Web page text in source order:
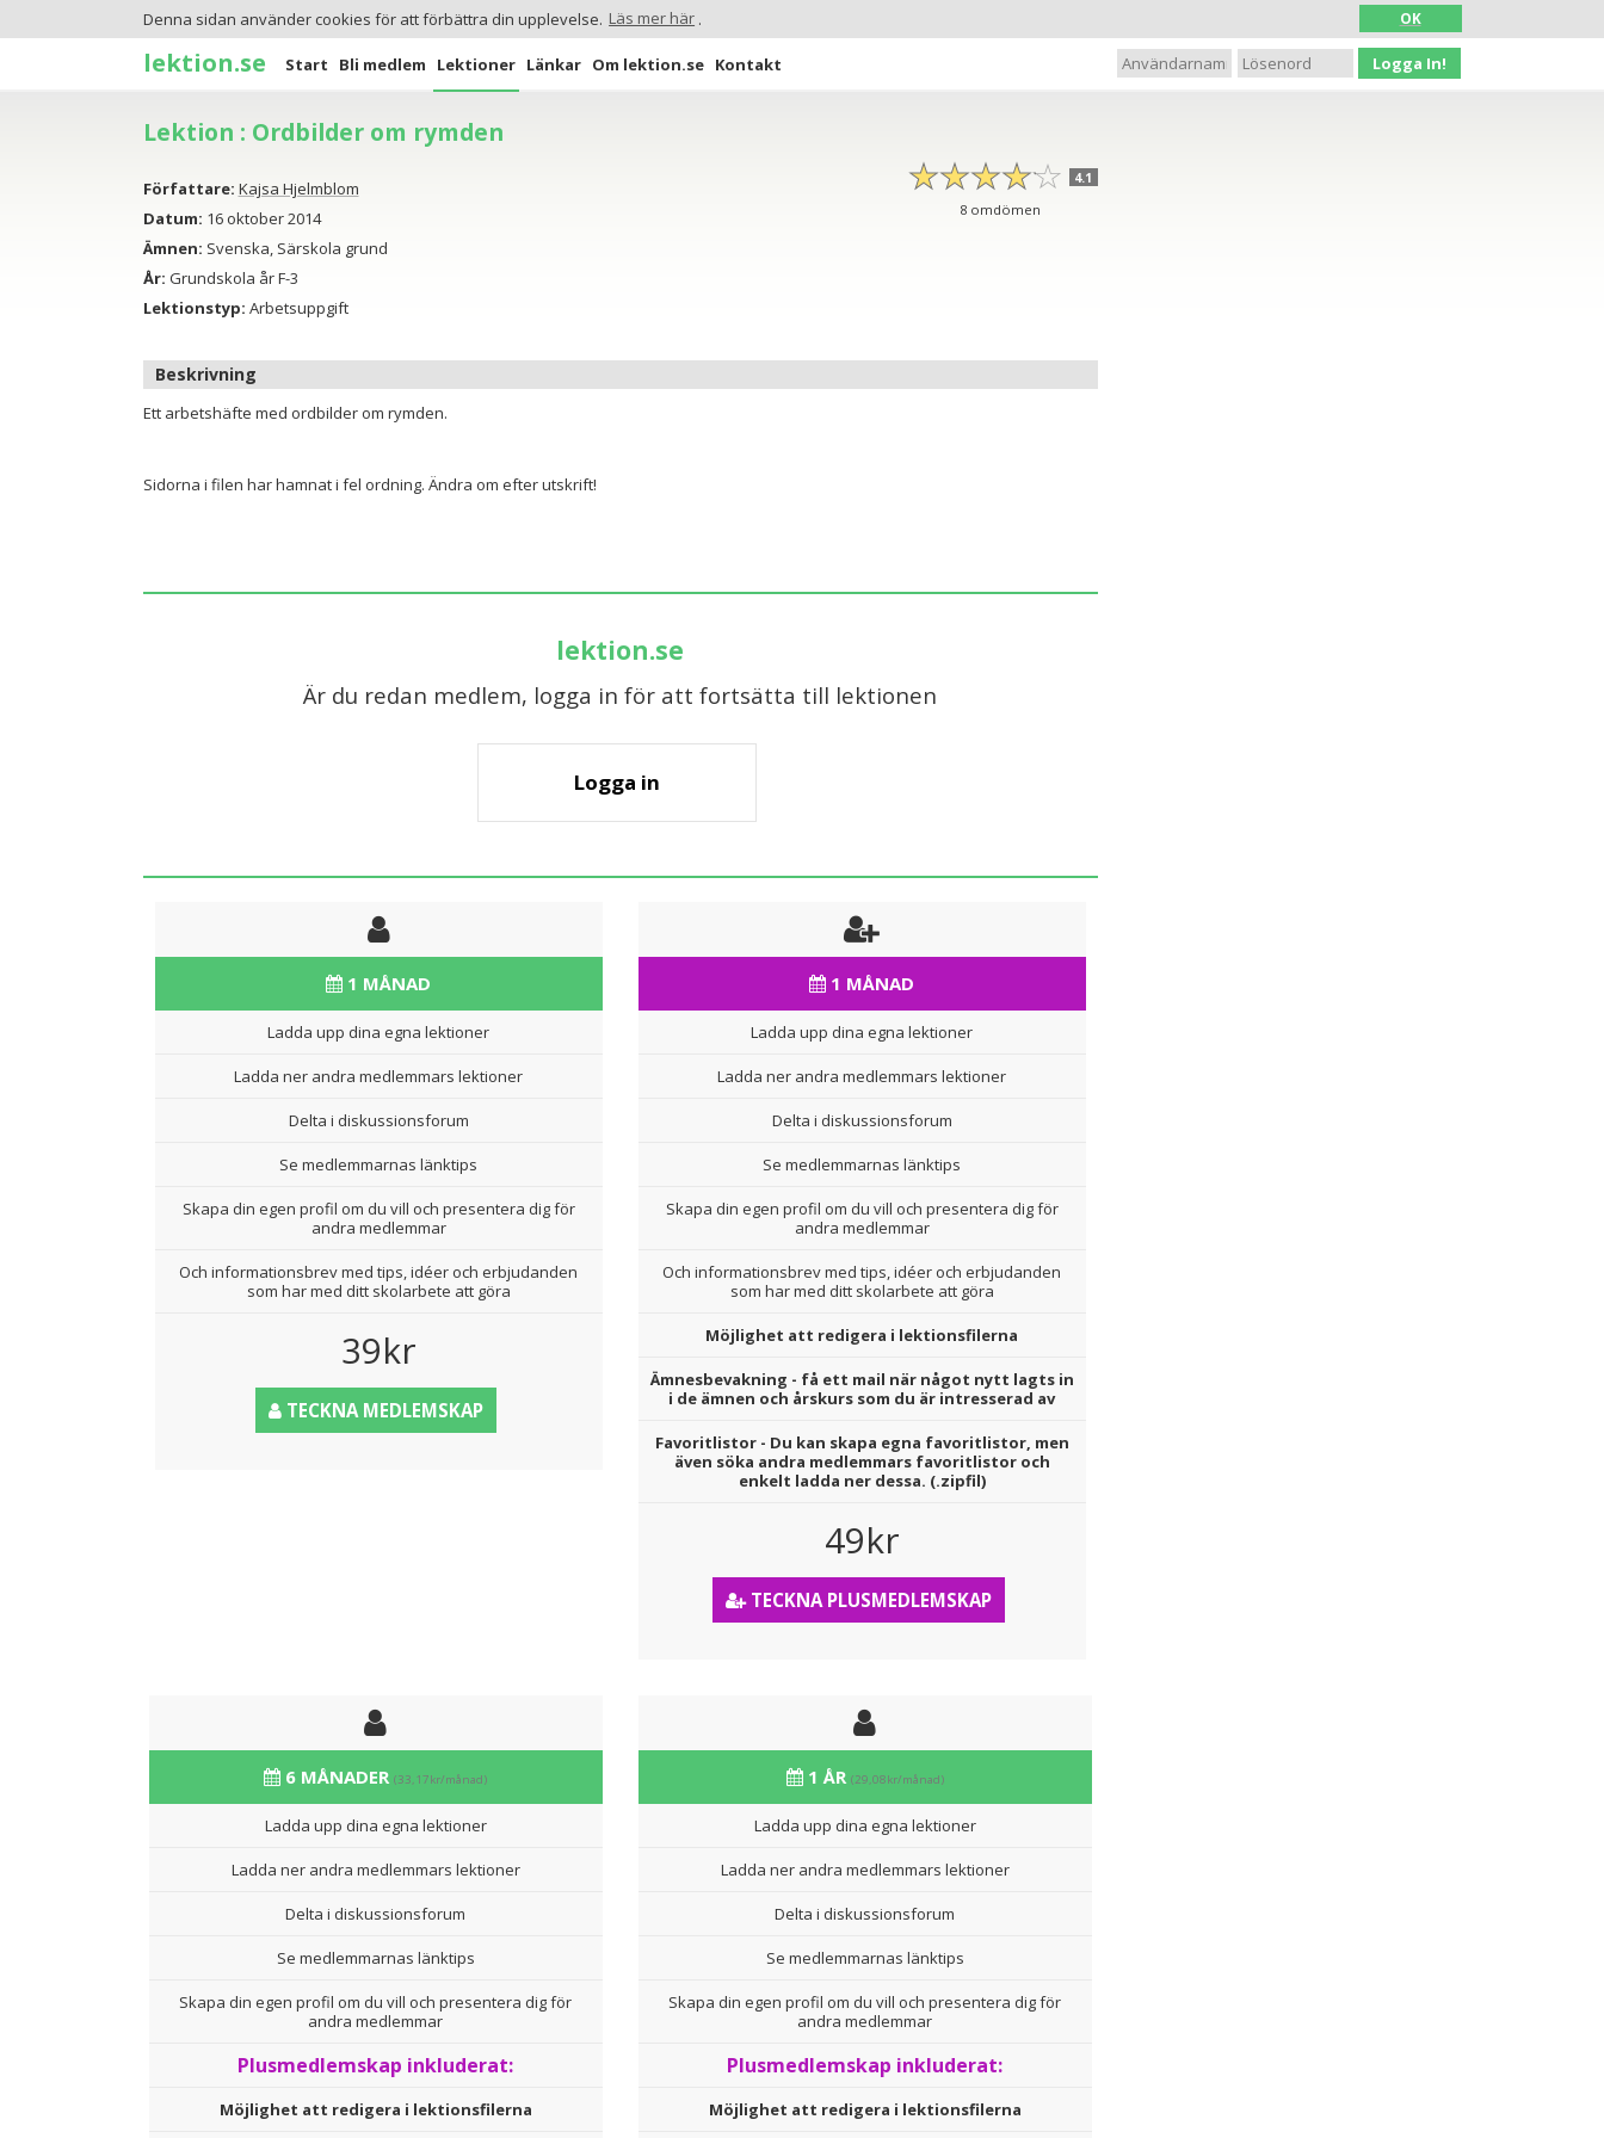
Denna sidan använder cookies för att förbättra din upplevelse. Läs mer här . OK
lektion.se Start Bli medlem Lektioner Länkar Om lektion.se Kontakt Logga In!
Lektion : Ordbilder om rymden
☆☆☆☆☆
★★★★★ 4.1
8omdömen
Författare: Kajsa Hjelmblom
Datum: 16 oktober 2014
Ämnen: Svenska, Särskola grund
År: Grundskola år F-3
Lektionstyp: Arbetsuppgift
Beskrivning
Ett arbetshäfte med ordbilder om rymden.
Sidorna i filen har hamnat i fel ordning. Ändra om efter utskrift!
lektion.se
Är du redan medlem, logga in för att fortsätta till lektionen
Logga in
1 MÅNAD
Ladda upp dina egna lektioner
Ladda ner andra medlemmars lektioner
Delta i diskussionsforum
Se medlemmarnas länktips
Skapa din egen profil om du vill och presentera dig för
andra medlemmar
Och informationsbrev med tips, idéer och erbjudanden
som har med ditt skolarbete att göra
39kr
TECKNA MEDLEMSKAP
1 MÅNAD
Ladda upp dina egna lektioner
Ladda ner andra medlemmars lektioner
Delta i diskussionsforum
Se medlemmarnas länktips
Skapa din egen profil om du vill och presentera dig för
andra medlemmar
Och informationsbrev med tips, idéer och erbjudanden
som har med ditt skolarbete att göra
Möjlighet att redigera i lektionsfilerna
Ämnesbevakning - få ett mail när något nytt lagts in
i de ämnen och årskurs som du är intresserad av
Favoritlistor - Du kan skapa egna favoritlistor, men
även söka andra medlemmars favoritlistor och
enkelt ladda ner dessa. (.zipfil)
49kr
TECKNA PLUSMEDLEMSKAP
6 MÅNADER (33,17kr/månad)
Ladda upp dina egna lektioner
Ladda ner andra medlemmars lektioner
Delta i diskussionsforum
Se medlemmarnas länktips
Skapa din egen profil om du vill och presentera dig för
andra medlemmar
Plusmedlemskap inkluderat:
Möjlighet att redigera i lektionsfilerna
1 ÅR (29,08kr/månad)
Ladda upp dina egna lektioner
Ladda ner andra medlemmars lektioner
Delta i diskussionsforum
Se medlemmarnas länktips
Skapa din egen profil om du vill och presentera dig för
andra medlemmar
Plusmedlemskap inkluderat:
Möjlighet att redigera i lektionsfilerna